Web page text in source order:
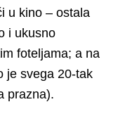
u kino – ostala
i ukusno
foteljama; a na
je svega 20-tak
prazna).